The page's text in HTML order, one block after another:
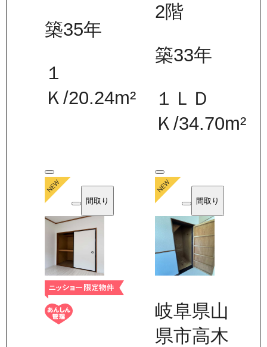
築35年
１
Ｋ/20.24m²
2階
築33年
１ＬＤ
Ｋ /34.70m²
間取り 間取り
岐阜県山
県市高木